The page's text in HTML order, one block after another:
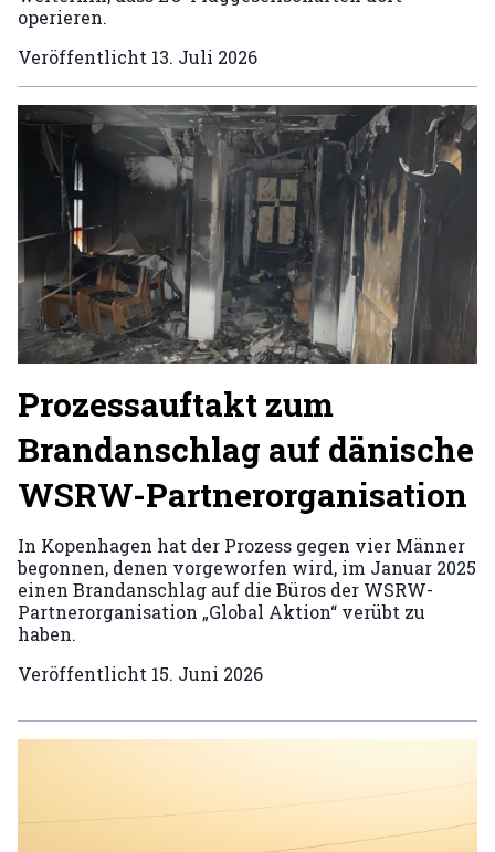
operieren.
Veröffentlicht 13. Juli 2026
Prozessauftakt zum
Brandanschlag auf dänische
WSRW-Partnerorganisation
In Kopenhagen hat der Prozess gegen vier Männer
begonnen, denen vorgeworfen wird, im Januar 2025
einen Brandanschlag auf die Büros der WSRW-
Partnerorganisation „Global Aktion“ verübt zu
haben.
Veröffentlicht 15. Juni 2026